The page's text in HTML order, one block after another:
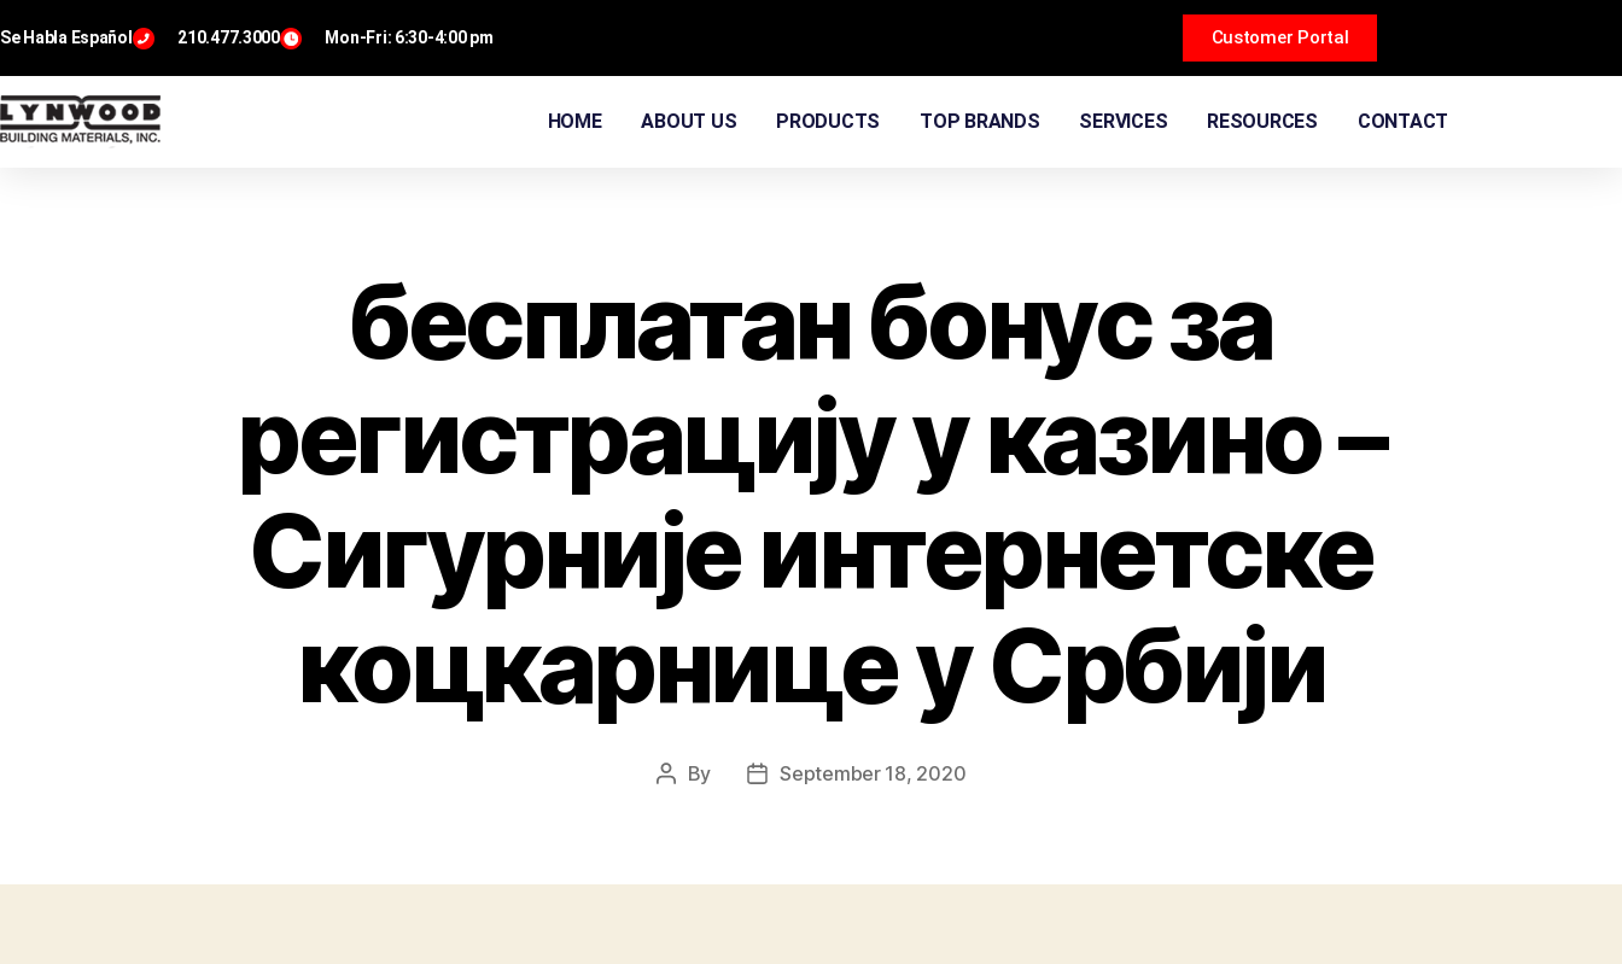
Se Habla Español 210.477.3000 Mon-Fri: 6:30-4:00 pm Customer Portal
HOME ABOUT US PRODUCTS TOP BRANDS SERVICES RESOURCES CONTACT
бесплатан бонус за
регистрацију у казино –
Сигурније интернетске
коцкарнице у Србији
By September 18, 2020